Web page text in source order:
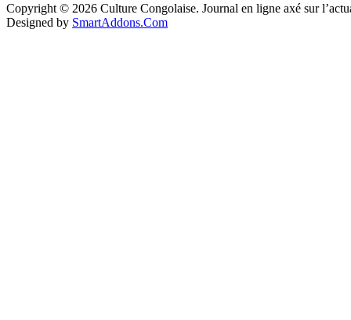
Copyright © 2026 Culture Congolaise. Journal en ligne axé sur
Designed by SmartAddons.Com